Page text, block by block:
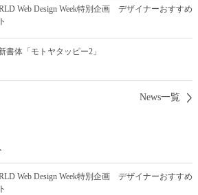
Web Design Week特別企画 デザイナーおすすめ
書体「モトヤタッピー2」
News一覧
Web Design Week特別企画 デザイナーおすすめ